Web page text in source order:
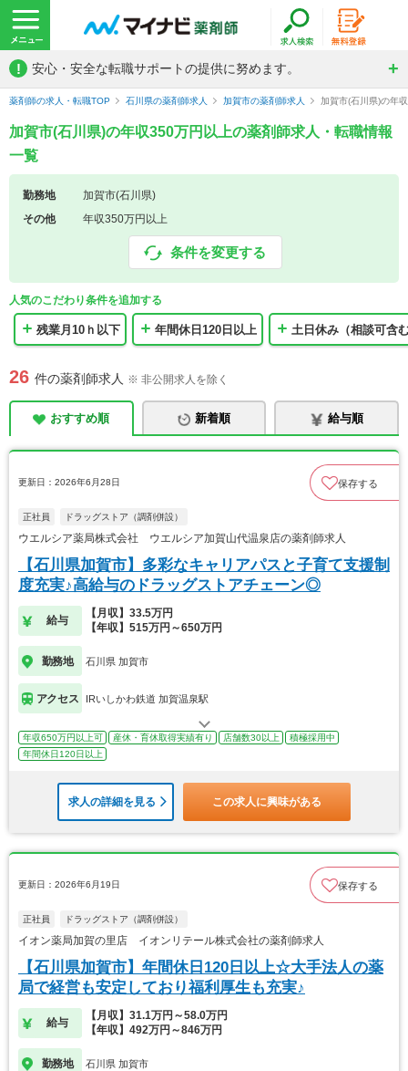
! 安心・安全な転職サポートの提供に努めます。
薬剤師の求人・転職TOP 石川県の薬剤師求人 加賀市の薬剤師求人 加賀市(石川県)の年
加賀市(石川県)の年収350万円以上の薬剤師求人・転職情報
一覧
勤務地
加賀市(石川県)
その他
年収350万円以上
条件を変更する
人気のこだわり条件を追加する
残業月10ｈ以下 年間休日120日以上 土日休み（相談可含
26 件の薬剤師求人 ※ 非公開求人を除く
おすすめ順 新着順 給与順
更新日：2026年6月28日 保存する
正社員 ドラッグストア（調剤併設）
ウエルシア薬局株式会社 ウエルシア加賀山代温泉店の薬剤師求人
【石川県加賀市】多彩なキャリアパスと子育て支援制
度充実♪高給与のドラッグストアチェーン◎
給与
【月収】33.5万円
【年収】515万円～650万円
勤務地 石川県 加賀市
アクセス IRいしかわ鉄道 加賀温泉駅
年収650万円以上可 産休・育休取得実績有り 店舗数30以上
積極採用中
年間休日120日以上
求人の詳細を見る この求人に興味がある
更新日：2026年6月19日 保存する
正社員 ドラッグストア（調剤併設）
イオン薬局加賀の里店 イオンリテール株式会社の薬剤師求人
【石川県加賀市】年間休日120日以上☆大手法人の薬
局で経営も安定しており福利厚生も充実♪
給与
【月収】31.1万円～58.0万円
【年収】492万円～846万円
勤務地 石川県 加賀市